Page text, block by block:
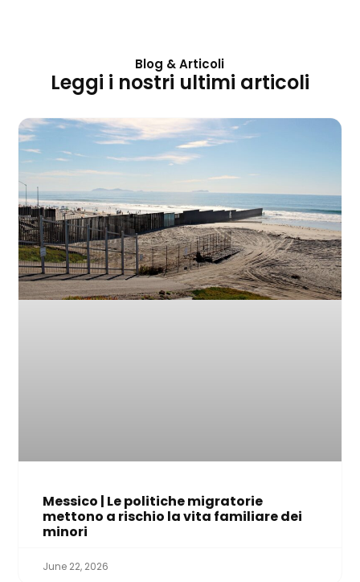
Blog & Articoli
Leggi i nostri ultimi articoli
Messico | Le politiche migratorie
mettono a rischio la vita familiare dei
minori
June 22, 2026